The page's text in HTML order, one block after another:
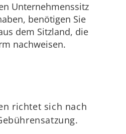
Unternehmenssitz
benötigen Sie
dem Sitzland, die
nachweisen.
richtet sich nach